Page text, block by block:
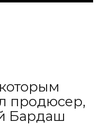
продюсер,
Бардаш